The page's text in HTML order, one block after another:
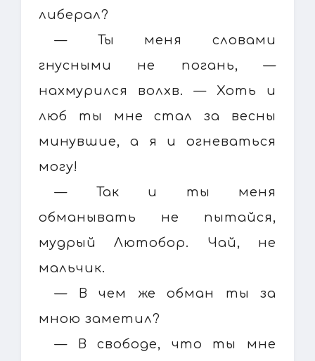
либерал?
— Ты меня словами
гнусными не погань, —
нахмурился волхв. — Хоть и
люб ты мне стал за весны
минувшие, а я и огневаться
могу!
— Так и ты меня
обманывать не пытайся,
мудрый Лютобор. Чай, не
мальчик.
— В чем же обман ты за
мною заметил?
— В свободе, что ты мне